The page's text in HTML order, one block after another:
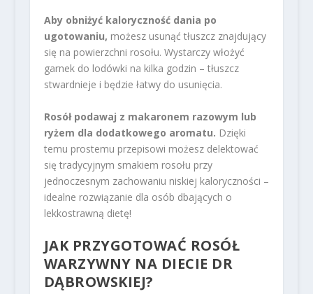
Aby obniżyć kaloryczność dania po
ugotowaniu, możesz usunąć tłuszcz znajdujący
się na powierzchni rosołu. Wystarczy włożyć
garnek do lodówki na kilka godzin – tłuszcz
stwardnieje i będzie łatwy do usunięcia.
Rosół podawaj z makaronem razowym lub
ryżem dla dodatkowego aromatu. Dzięki
temu prostemu przepisowi możesz delektować
się tradycyjnym smakiem rosołu przy
jednoczesnym zachowaniu niskiej kaloryczności –
idealne rozwiązanie dla osób dbających o
lekkostrawną dietę!
JAK PRZYGOTOWAĆ ROSÓŁ
WARZYWNY NA DIECIE DR
DĄBROWSKIEJ?